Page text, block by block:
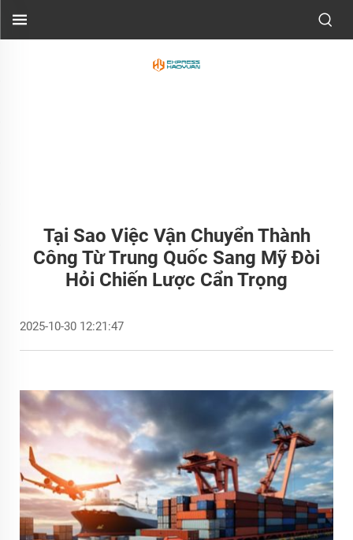
Tại Sao Việc Vận Chuyển Thành
Công Từ Trung Quốc Sang Mỹ Đòi
Hỏi Chiến Lược Cẩn Trọng
2025-10-30 12:21:47